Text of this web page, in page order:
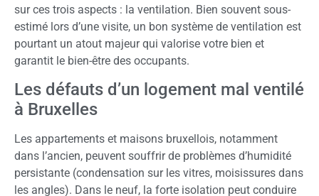
sur ces trois aspects : la ventilation. Bien souvent sous-
estimé lors d’une visite, un bon système de ventilation est
pourtant un atout majeur qui valorise votre bien et
garantit le bien-être des occupants.
Les défauts d’un logement mal ventilé
à Bruxelles
Les appartements et maisons bruxellois, notamment
dans l’ancien, peuvent souffrir de problèmes d’humidité
persistante (condensation sur les vitres, moisissures dans
les angles). Dans le neuf, la forte isolation peut conduire